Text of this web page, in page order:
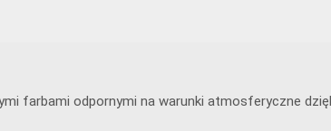
farbami odpornymi na warunki atmosferyczne